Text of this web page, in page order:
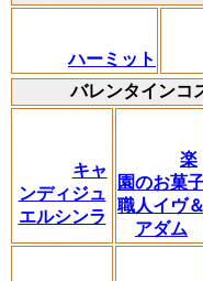
ハーミット
バレンタインコ
キャ
ンディジュ
エルシンラ
楽
園のお菓
職人イヴ＆
アダム